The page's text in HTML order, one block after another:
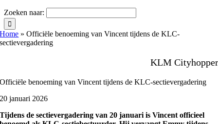
Zoeken naar:
Home »Officiële benoeming van Vincent tijdens de KLC-
sectievergadering
KLM Cityhopper
Officiële benoeming van Vincent tijdens de KLC-sectievergadering
20 januari 2026
Tijdens de sectievergadering van 20 januari is Vincent officieel